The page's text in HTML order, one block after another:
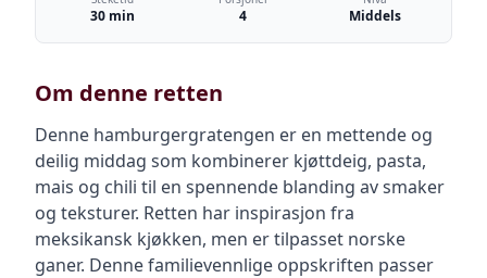
30 min 4 Middels
Om denne retten
Denne hamburgergratengen er en mettende og
deilig middag som kombinerer kjøttdeig, pasta,
mais og chili til en spennende blanding av smaker
og teksturer. Retten har inspirasjon fra
meksikansk kjøkken, men er tilpasset norske
ganer. Denne familievennlige oppskriften passer